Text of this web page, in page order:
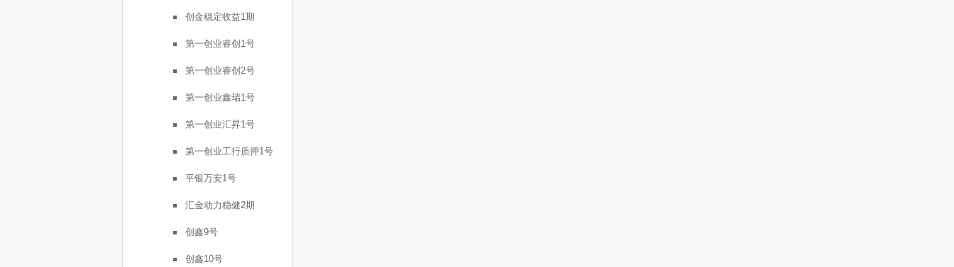
创金稳定收益1期
第一创业睿创1号
第一创业睿创2号
第一创业鑫瑞1号
第一创业汇昇1号
第一创业工行质押1号
平银万安1号
汇金动力稳健2期
创鑫9号
创鑫10号